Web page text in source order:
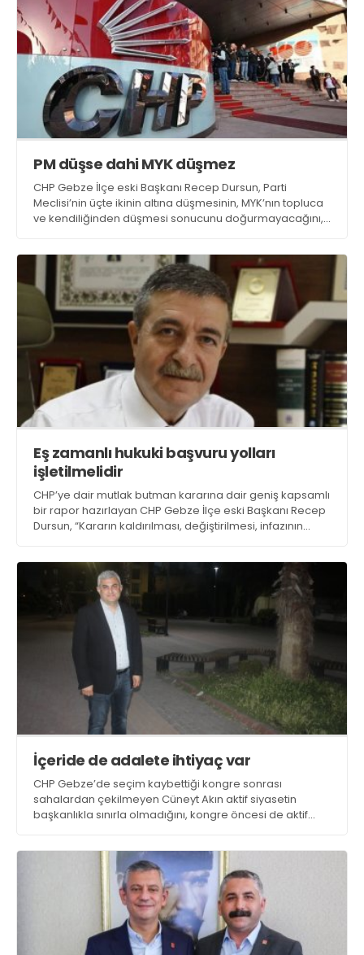
PM düşse dahi MYK düşmez
CHP Gebze İlçe eski Başkanı Recep Dursun, Parti
Meclisi’nin üçte ikinin altına düşmesinin, MYK’nın topluca
ve kendiliğinden düşmesi sonucunu doğurmayacağını,
Eş zamanlı hukuki başvuru yolları
işletilmelidir
CHP’ye dair mutlak butman kararına dair geniş kapsamlı
bir rapor hazırlayan CHP Gebze İlçe eski Başkanı Recep
Dursun, “Kararın kaldırılması, değiştirilmesi, infazının
İçeride de adalete ihtiyaç var
CHP Gebze’de seçim kaybettiği kongre sonrası
sahalardan çekilmeyen Cüneyt Akın aktif siyasetin
başkanlıkla sınırla olmadığını, kongre öncesi de aktif